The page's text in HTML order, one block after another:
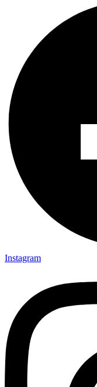
Instagram